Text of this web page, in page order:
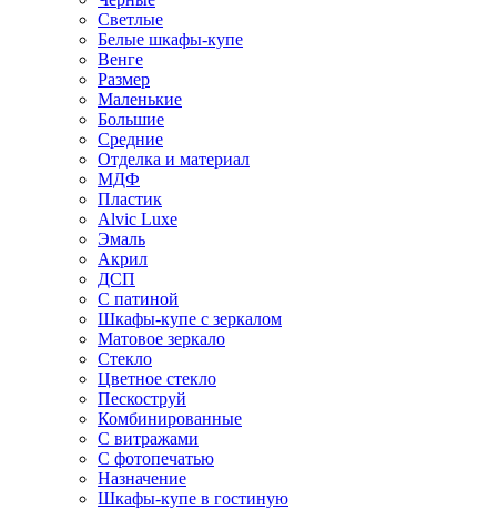
Светлые
Белые шкафы-купе
Венге
Размер
Маленькие
Большие
Средние
Отделка и материал
МДФ
Пластик
Alvic Luxe
Эмаль
Акрил
ДСП
С патиной
Шкафы-купе с зеркалом
Матовое зеркало
Стекло
Цветное стекло
Пескоструй
Комбинированные
С витражами
С фотопечатью
Назначение
Шкафы-купе в гостиную